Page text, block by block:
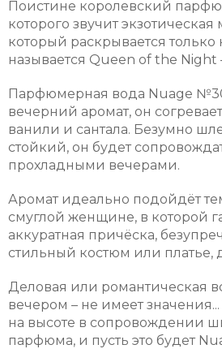
Поистине королевский
которого звучит
который раскрывается
называется Queen of the Night
Парфюмерная вода Nuage
вечерний аромат, он
ванили и сантала. Безумно
стойкий, он будет
прохладными вечерами.
Аромат идеально подойдёт
смуглой женщине, в которой
аккуратная причёска,
стильный костюм или платье,
Деловая или романтическая
вечером – не имеет
на высоте в сопровождении
парфюма, и пусть это будет